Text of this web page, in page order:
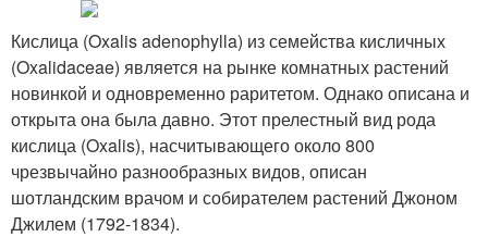
Кислица (Oxalis adenophylla) из семейства кисличных
(Oxalidaceae) является на рынке комнатных растений
новинкой и одновременно раритетом. Однако описана и
открыта она была давно. Этот прелестный вид рода
кислица (Oxalis), насчитывающего около 800
чрезвычайно разнообразных видов, описан
шотландским врачом и собирателем растений Джоном
Джилем (1792-1834).